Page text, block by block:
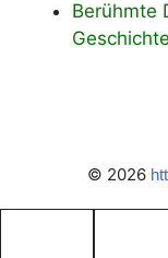
Berühmte
© 2026